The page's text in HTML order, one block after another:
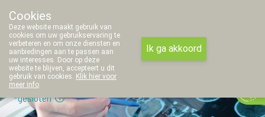
011/42 97 45
gesloten
Cookies
Deze website maakt gebruik van
cookies om uw gebruikservaring te
verbeteren en om onze diensten en
aanbiedingen aan te passen aan
uw interesses. Door op deze
website te blijven, accepteert u dit
gebruik van cookies. Klik hier voor
meer info.
Ik ga akkoord